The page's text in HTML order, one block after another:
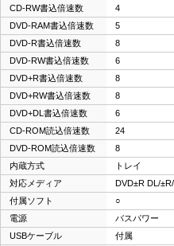
CD-RW書込倍速数
4
DVD-RAM書込倍速数
5
DVD-R書込倍速数
8
DVD-RW書込倍速数
6
DVD+R書込倍速数
8
DVD+RW書込倍速数
8
DVD+DL書込倍速数
6
CD-ROM読込倍速数
24
DVD-ROM読込倍速数
8
内蔵方式
トレイ
対応メディア
DVD±R DL/
付属ソフト
○
電源
バスパワー
USBケーブル
付属